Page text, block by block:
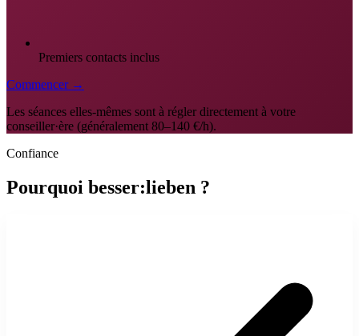
Premiers contacts inclus
Commencer →
Les séances elles-mêmes sont à régler directement à votre
conseiller·ère (généralement 80–140 €/h).
Confiance
Pourquoi besser:lieben ?